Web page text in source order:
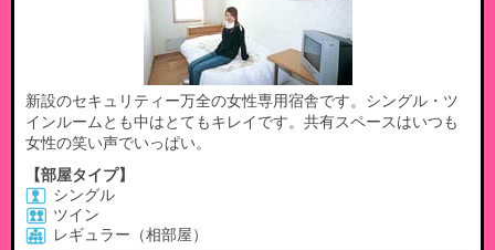
新設のセキュリティー万全の女性専用宿舎です。シングル・ツ
インルームとも中はとてもキレイです。共有スペースはいつも
女性の笑い声でいっぱい。
【部屋タイプ】
シングル
ツイン
レギュラー（相部屋）